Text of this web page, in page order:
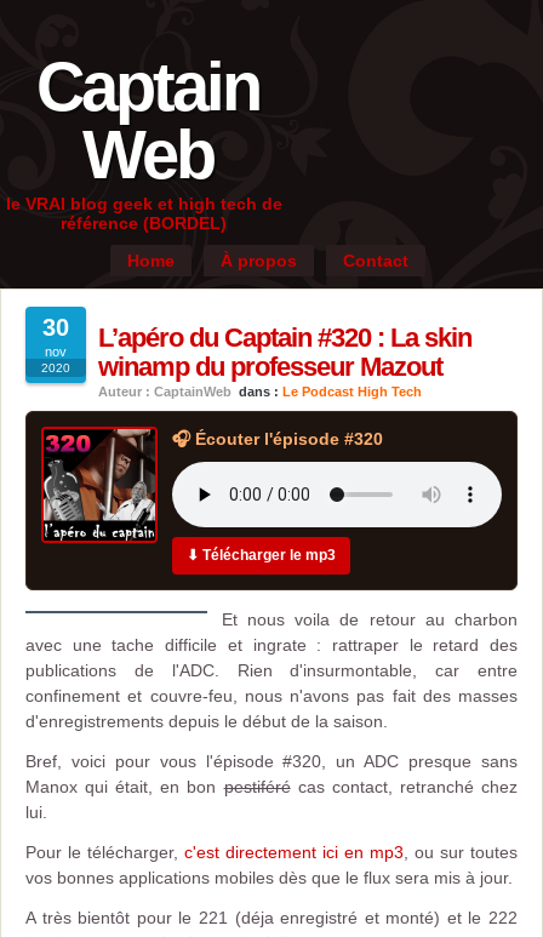
Captain
Web
le VRAI blog geek et high tech de
référence (BORDEL)
Home
À propos Contact
30
nov
2020
L’apéro du Captain #320 : La skin
winamp du professeur Mazout
Auteur : CaptainWeb dans : Le Podcast High Tech
🎧 Écouter l'épisode #320
⬇ Télécharger le mp3
Et nous voila de retour au charbon
avec une tache difficile et ingrate : rattraper le retard des
publications de l'ADC. Rien d'insurmontable, car entre
confinement et couvre-feu, nous n'avons pas fait des masses
d'enregistrements depuis le début de la saison.
Bref, voici pour vous l'épisode #320, un ADC presque sans
Manox qui était, en bonpestiférécas contact, retranché chez
lui.
Pour le télécharger, c'est directement ici en mp3 , ou sur toutes
vos bonnes applications mobiles dès que le flux sera mis à jour.
A très bientôt pour le 221 (déja enregistré et monté) et le 222